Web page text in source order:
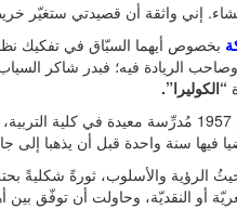
إني واثقة أن قصيدتي ستغيّر
بخصوص أيهما السبّاق في تفكيك
وصاحب الريادة فيه؛ فبدر شاكر
“الكوليرا”.
بعد عودتها إلى مسقط الرأس، عُينت عام 1957
فيها سنة واحدة قبل أن يذهبا إلى
الرؤية والأسلوب، ثورةً
أو النقديّة، وحاولت أن توفّق بين